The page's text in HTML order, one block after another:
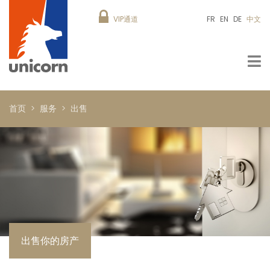
VIP通道 FR EN DE 中文
首页 服务 出售
出售你的房产